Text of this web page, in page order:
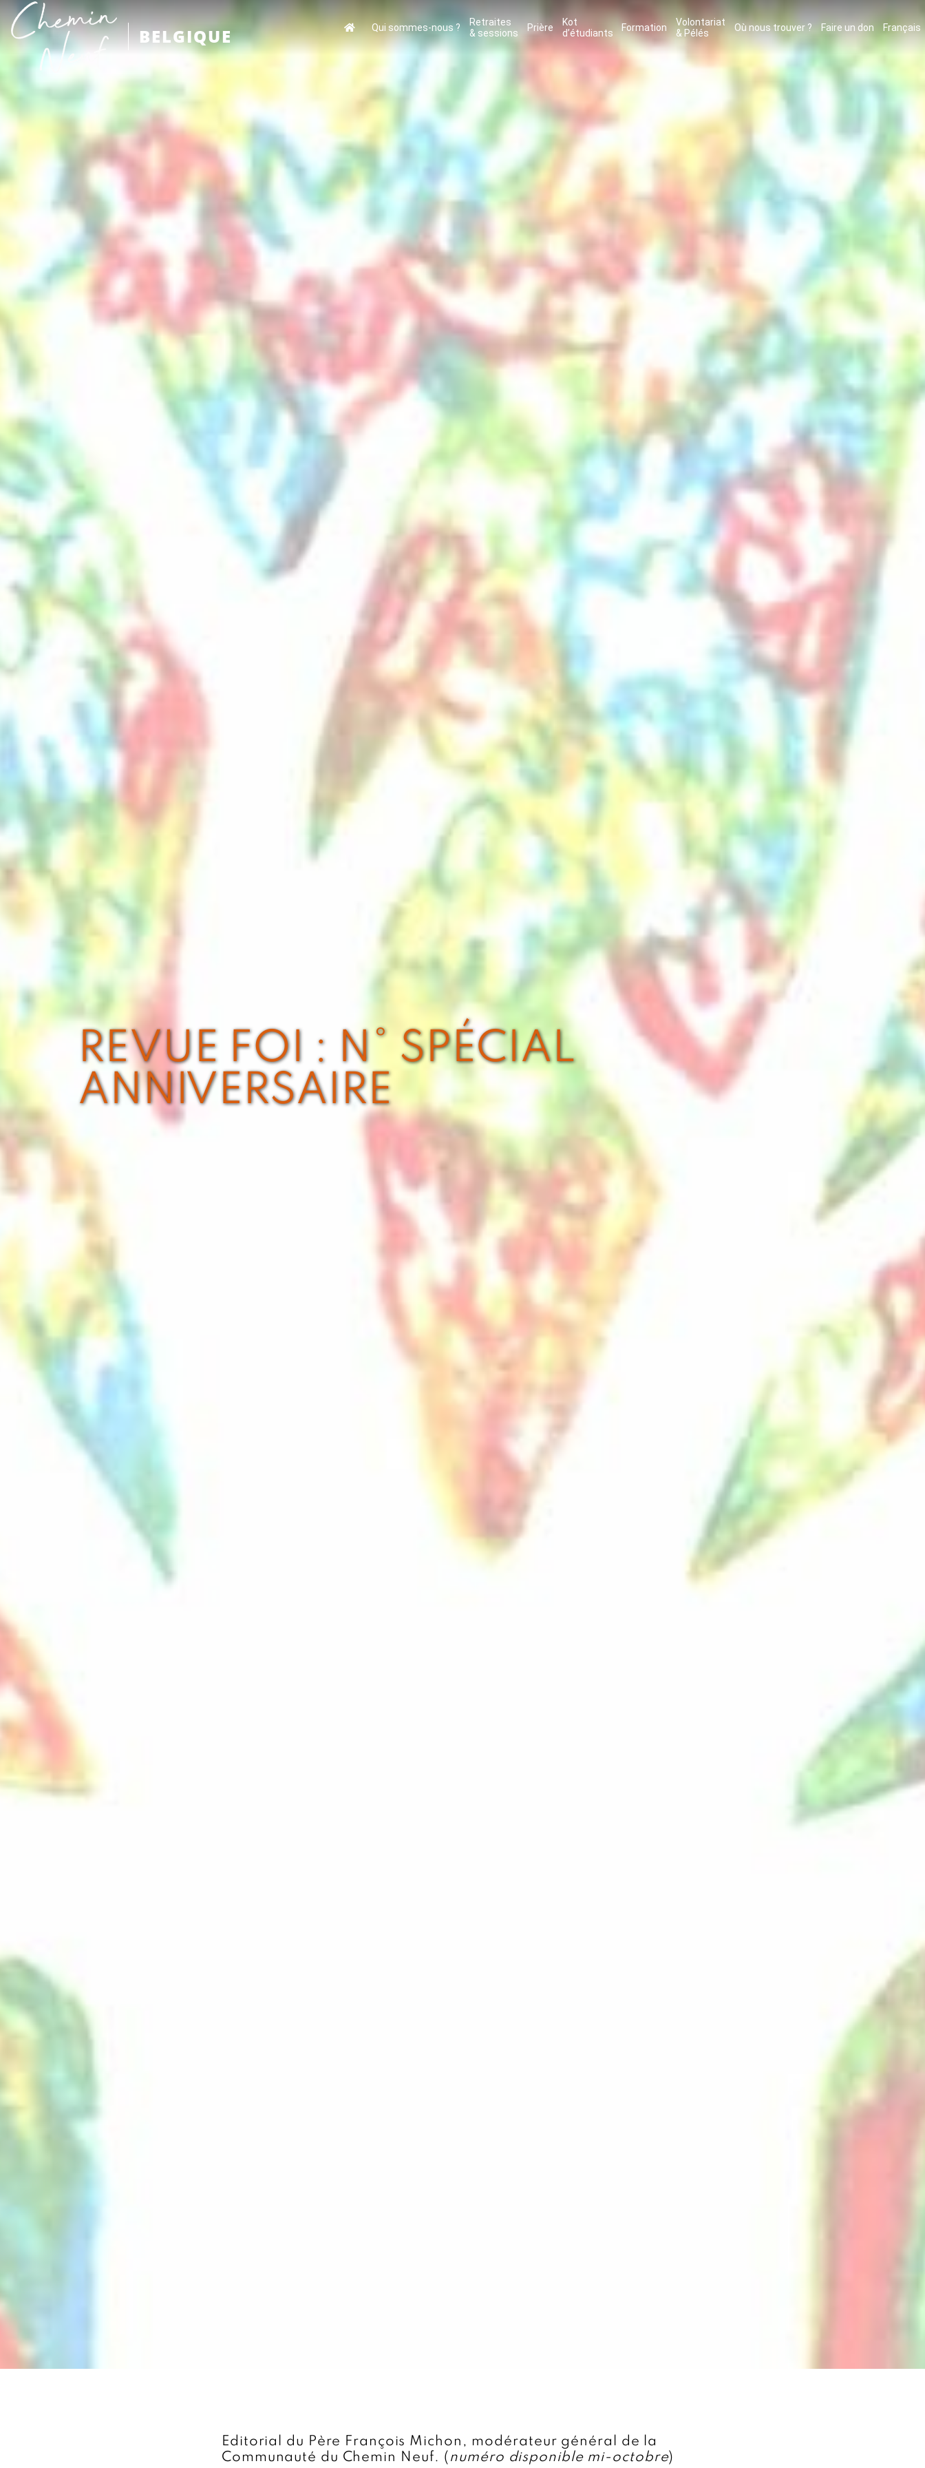
BELGIQUE Qui sommes-nous ?
Retraites
& sessions
Prière
Kot
d’étudiants
Formation
Volontariat
& Pélés
Où nous trouver ? Faire un don Français
REVUE FOI : N° SPÉCIAL
ANNIVERSAIRE
Editorial du Père François Michon, modérateur général de la
Communauté du Chemin Neuf. ( numéro disponible mi-octobre)